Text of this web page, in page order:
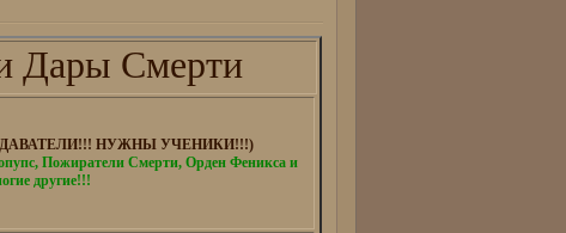
Дары Смерти
НУЖНЫ УЧЕНИКИ!!!)
Пожиратели Смерти, Орден Феникса и
другие!!!